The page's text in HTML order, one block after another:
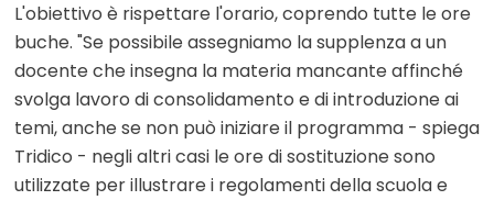
L'obiettivo è rispettare l'orario, coprendo tutte le ore
buche. "Se possibile assegniamo la supplenza a un
docente che insegna la materia mancante affinché
svolga lavoro di consolidamento e di introduzione ai
temi, anche se non può iniziare il programma - spiega
Tridico - negli altri casi le ore di sostituzione sono
utilizzate per illustrare i regolamenti della scuola e